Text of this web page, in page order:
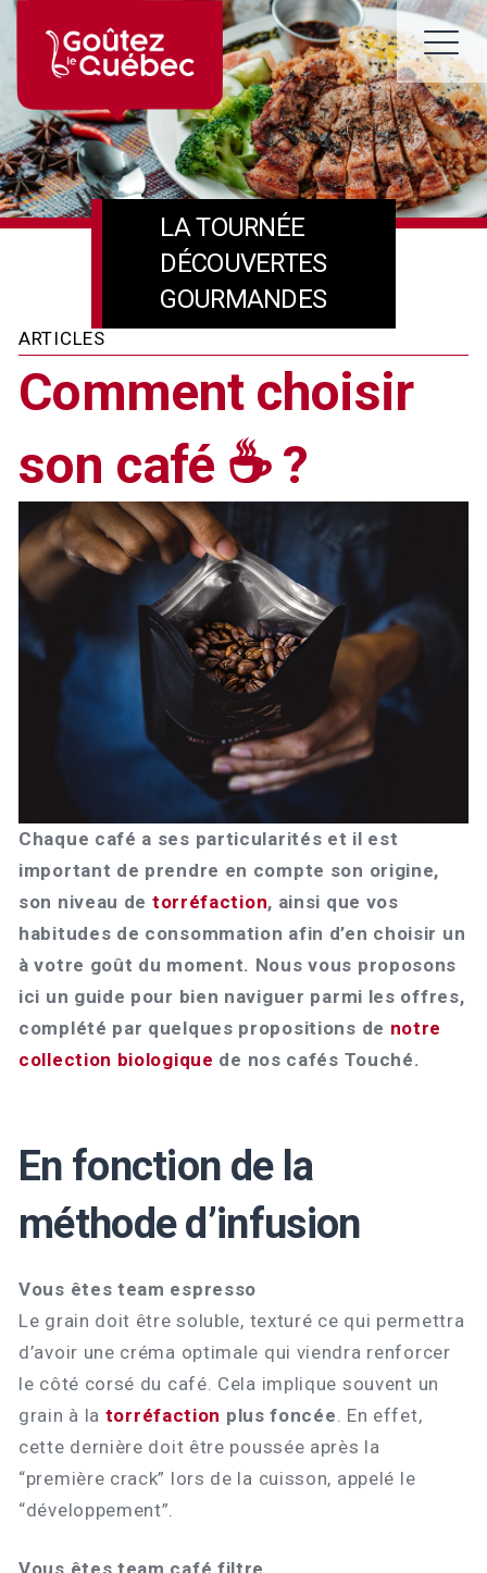
Skip
content
LA TOURNÉE
DÉCOUVERTES
GOURMANDES
ARTICLES
Comment choisir
son café ☕️ ?
Chaque café a ses particularités et il est
important de prendre en compte son origine,
son niveau de torréfaction, ainsi que vos
habitudes de consommation afin d’en choisir un
à votre goût du moment. Nous vous proposons
ici un guide pour bien naviguer parmi les offres,
complété par quelques propositions de notre
collection biologique de nos cafés Touché.
En fonction de la
méthode d’infusion
Vous êtes team espresso
Le grain doit être soluble, texturé ce qui permettra
d’avoir une créma optimale qui viendra renforcer
le côté corsé du café. Cela implique souvent un
grain à la torréfaction plus foncée . En effet,
cette dernière doit être poussée après la
“première crack” lors de la cuisson, appelé le
“développement”.